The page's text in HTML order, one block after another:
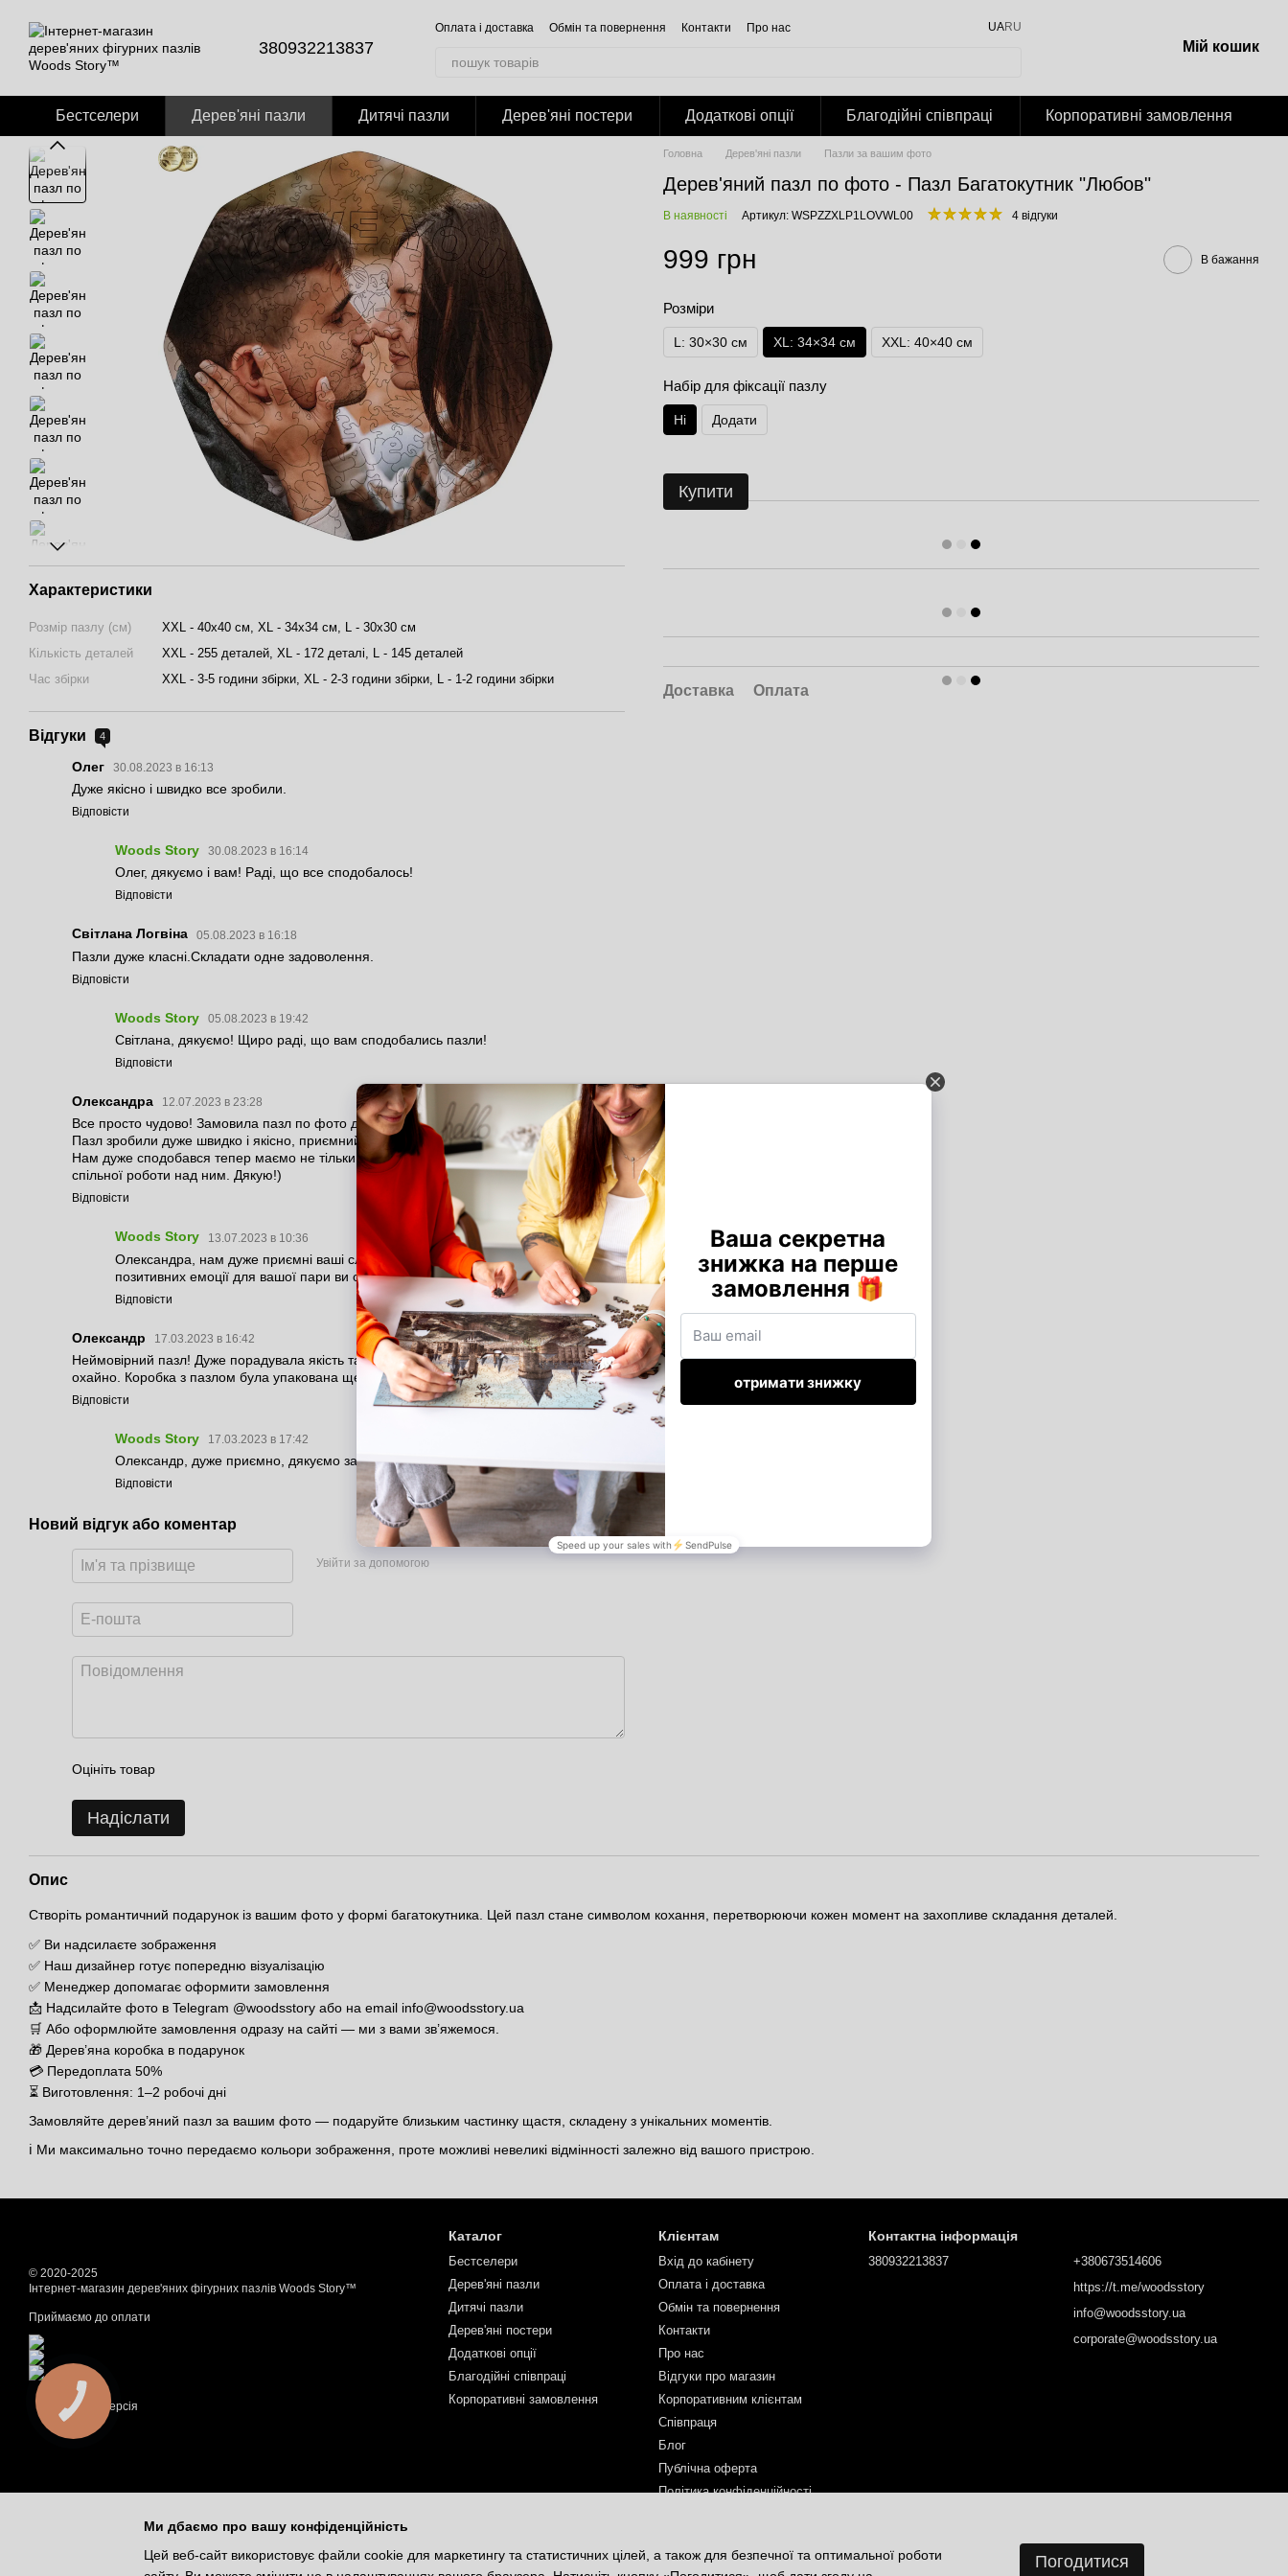
380932213837
Оплата і доставка Обмін та повернення Контакти
Про нас
Публічна оферта
UARU
Мій кошик
Бестселери Дерев'яні пазли Дитячі пазли Дерев'яні постери Додаткові опції Благодійні співпраці Корпоративні замовлення
Характеристики
Розмір пазлу (см)
XXL - 40х40 см, XL - 34х34 см, L - 30х30 см
Кількість деталей
XXL - 255 деталей, XL - 172 деталі, L - 145 деталей
Час збірки
XXL - 3-5 години збірки, XL - 2-3 години збірки, L - 1-2 години збірки
Відгуки 4
Олег 30.08.2023 в 16:13
Дуже якісно і швидко все зробили.
Відповісти
Woods Story 30.08.2023 в 16:14
Олег, дякуємо і вам! Раді, що все сподобалось!
Відповісти
Світлана Логвіна 05.08.2023 в 16:18
Пазли дуже класні.Складати одне задоволення.
Відповісти
Woods Story 05.08.2023 в 19:42
Світлана, дякуємо! Щиро раді, що вам сподобались пазли!
Відповісти
Олександра 12.07.2023 в 23:28
Все просто чудово! Замовила пазл по фото для хлопця.
Пазл зробили дуже швидко і якісно, приємний консультант Ірина зі всім допомагала.
Нам дуже сподобався тепер маємо не тільки спільний пазл, а також враження від
спільної роботи над ним. Дякую!)
Відповісти
Woods Story 13.07.2023 в 10:36
Олександра, нам дуже приємні ваші слова! Дякуємо, що для створення
позитивних емоції для вашої пари ви обрали саме нас!
Відповісти
Олександр 17.03.2023 в 16:42
Неймовірний пазл! Дуже порадувала якість та самі детальки. Все зроблено дуже
охайно. Коробка з пазлом була упакована ще в захисну плівку.
Відповісти
Woods Story 17.03.2023 в 17:42
Олександр, дуже приємно, дякуємо за відгук!
Відповісти
Новий відгук або коментар
Увійти за допомогою
Оцініть товар
Надіслати
Головна Дерев'яні пазли Пазли за вашим фото
Дерев'яний пазл по фото - Пазл Багатокутник "Любов"
В наявності Артикул: WSPZZXLP1LOVWL00 4 відгуки
999 грн В бажання
Розміри
L: 30×30 см XL: 34×34 cм XXL: 40×40 cм
Набір для фіксації пазлу
Ні Додати
Купити
Доставка Оплата
Опис
Створіть романтичний подарунок із вашим фото у формі багатокутника. Цей пазл стане символом кохання, перетворюючи кожен момент на захопливе складання деталей.
✅ Ви надсилаєте зображення
✅ Наш дизайнер готує попередню візуалізацію
✅ Менеджер допомагає оформити замовлення
📩 Надсилайте фото в Telegram @woodsstory або на email info@woodsstory.ua
🛒 Або оформлюйте замовлення одразу на сайті — ми з вами зв’яжемося.
🎁 Дерев’яна коробка в подарунок
💳 Передоплата 50%
⏳ Виготовлення: 1–2 робочі дні
Замовляйте дерев’яний пазл за вашим фото — подаруйте близьким частинку щастя, складену з унікальних моментів.
ℹ️ Ми максимально точно передаємо кольори зображення, проте можливі невеликі відмінності залежно від вашого пристрою.
© 2020-2025
Інтернет-магазин дерев'яних фігурних пазлів Woods Story™
Приймаємо до оплати
Мобільна версія
Каталог
Бестселери
Дерев'яні пазли
Дитячі пазли
Дерев'яні постери
Додаткові опції
Благодійні співпраці
Корпоративні замовлення
Клієнтам
Вхід до кабінету
Оплата і доставка
Обмін та повернення
Контакти
Про нас
Відгуки про магазин
Корпоративним клієнтам
Співпраця
Блог
Публічна оферта
Політика конфіденційності
Контактна інформація
380932213837
+380673514606
https://t.me/woodsstory
info@woodsstory.ua
corporate@woodsstory.ua
Ми дбаємо про вашу конфіденційність
Цей веб-сайт використовує файли cookie для маркетингу та статистичних цілей, а також для безпечної та оптимальної роботи
Погодитися